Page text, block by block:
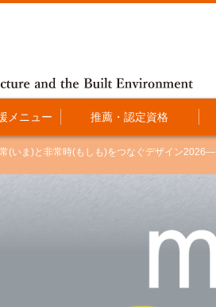
メニュー 推薦・認定資格
(いま)と非常時(もしも)をつなぐデザイン2026―